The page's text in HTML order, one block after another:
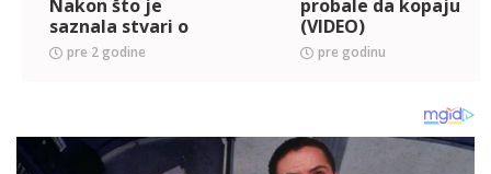
Nakon što je
saznala stvari o
njemu, donela
odluku
pre 2 godine
probale da kopaju
(VIDEO)
pre godinu